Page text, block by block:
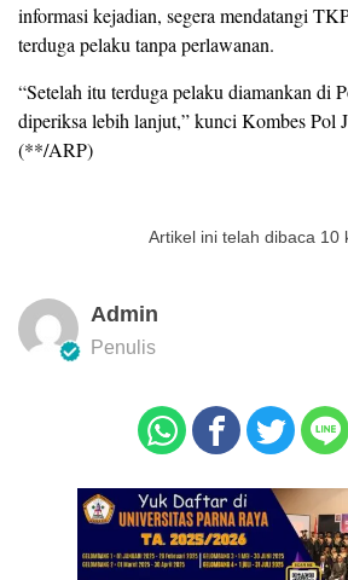
informasi kejadian, segera mendatangi
terduga pelaku tanpa perlawanan.
“Setelah itu terduga pelaku diamankan di
diperiksa lebih lanjut,” kunci Kombes Pol
(**/ARP)
Artikel ini telah dibaca 10
Admin
Penulis